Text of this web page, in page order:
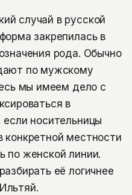
случай в русской
закрепилась в
рода. Обычно
по мужскому
мы имеем дело с
в
носительницы
конкретной местности
по женской линии.
её логичнее